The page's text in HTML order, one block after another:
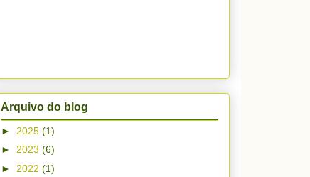
Arquivo do blog
► 2025 (1)
► 2023 (6)
► 2022 (1)